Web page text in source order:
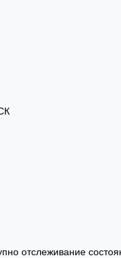
отслеживание